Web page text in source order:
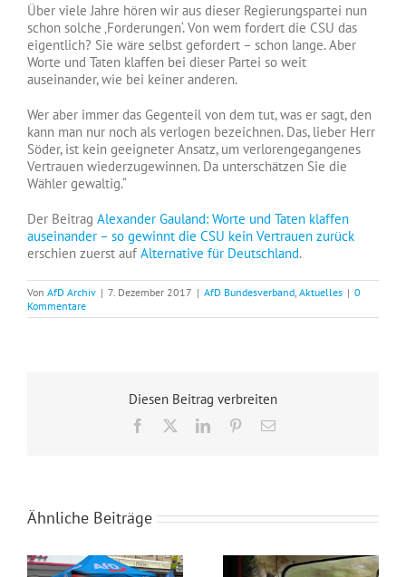
Über viele Jahre hören wir aus dieser Regierungspartei nun
schon solche ‚Forderungen‘. Von wem fordert die CSU das
eigentlich? Sie wäre selbst gefordert – schon lange. Aber
Worte und Taten klaffen bei dieser Partei so weit
auseinander, wie bei keiner anderen.
Wer aber immer das Gegenteil von dem tut, was er sagt, den
kann man nur noch als verlogen bezeichnen. Das, lieber Herr
Söder, ist kein geeigneter Ansatz, um verlorengegangenes
Vertrauen wiederzugewinnen. Da unterschätzen Sie die
Wähler gewaltig.“
Der Beitrag Alexander Gauland: Worte und Taten klaffen
auseinander – so gewinnt die CSU kein Vertrauen zurück
erschien zuerst auf Alternative für Deutschland.
Von AfD Archiv | 7. Dezember 2017 | AfD Bundesverband Aktuelles | 0
Kommentare
Diesen Beitrag verbreiten
Facebook LinkedInPinterest
E-
Ähnliche Beiträge